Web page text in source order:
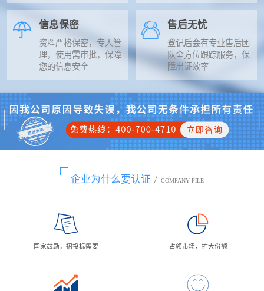
信息保密
资料严格保密，专人管
理，使用需审批，保障
您的信息安全
售后无忧
登记后会有专业售后团
队全方位跟踪服务，保
障出证效率
企业为什么要认证 / COMPANY FILE
国家鼓励，招投标需要 占领市场，扩大份额